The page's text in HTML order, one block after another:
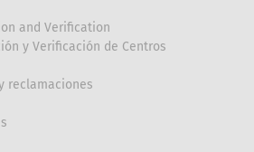
and Verification
y Verificación de Centros
reclamaciones